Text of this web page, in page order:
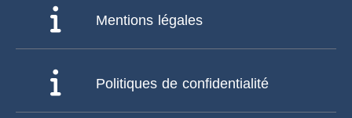
Mentions légales
Politiques de confidentialité